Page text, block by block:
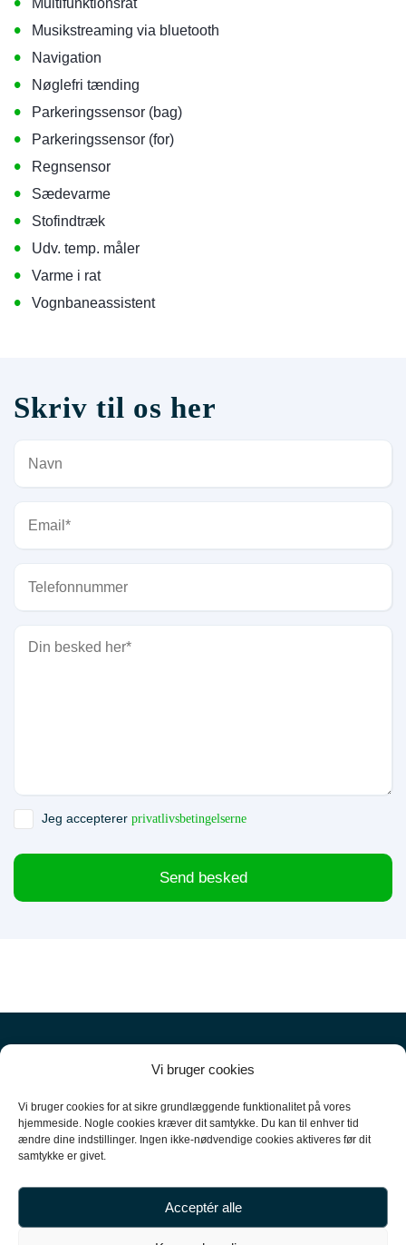
Vi bruger cookies
Vi bruger cookies for at sikre grundlæggende funktionalitet på vores
hjemmeside. Nogle cookies kræver dit samtykke. Du kan til enhver tid
ændre dine indstillinger. Ingen ikke-nødvendige cookies aktiveres før dit
samtykke er givet.
Acceptér alle
Multifunktionsrat
• Musikstreaming via bluetooth
• Navigation
• Nøglefri tænding
• Parkeringssensor (bag)
• Parkeringssensor (for)
• Regnsensor
• Sædevarme
• Stofindtræk
• Udv. temp. måler
• Varme i rat
• Vognbaneassistent
Skriv til os her
Jeg accepterer privatlivsbetingelserne
Send besked
+45 61 10 52 10
hello@carpal.dk
Tonsbakken 16